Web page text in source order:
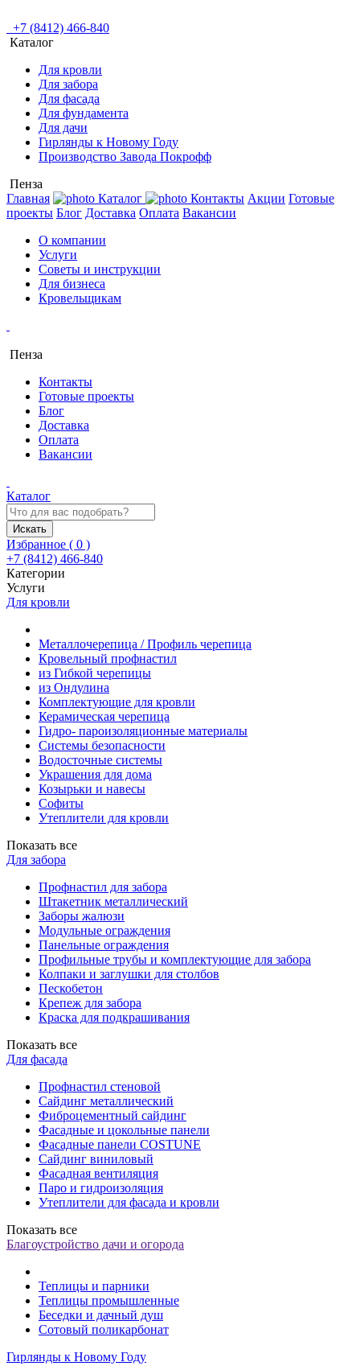
+7 (8412) 466-840
Каталог
Для кровли
Для забора
Для фасада
Для фундамента
Для дачи
Гирлянды к Новому Году
Производство Завода Покрофф
Пенза
Главная
Каталог Контакты Акции Готовые
проекты Блог Доставка Оплата Вакансии
О компании
Услуги
Советы и инструкции
Для бизнеса
Кровельщикам
Пенза
Контакты
Готовые проекты
Блог
Доставка
Оплата
Вакансии
Каталог
Искать
Избранное ( 0 )
+7 (8412) 466-840
Категории
Услуги
Для кровли
Металлочерепица / Профиль черепица
Кровельный профнастил
из Гибкой черепицы
из Ондулина
Комплектующие для кровли
Керамическая черепица
Гидро- пароизоляционные материалы
Системы безопасности
Водосточные системы
Украшения для дома
Козырьки и навесы
Софиты
Утеплители для кровли
Показать все
Для забора
Профнастил для забора
Штакетник металлический
Заборы жалюзи
Модульные ограждения
Панельные ограждения
Профильные трубы и комплектующие для забора
Колпаки и заглушки для столбов
Пескобетон
Крепеж для забора
Краска для подкрашивания
Показать все
Для фасада
Профнастил стеновой
Сайдинг металлический
Фиброцементный сайдинг
Фасадные и цокольные панели
Фасадные панели COSTUNE
Сайдинг виниловый
Фасадная вентиляция
Паро и гидроизоляция
Утеплители для фасада и кровли
Показать все
Благоустройство дачи и огорода
Теплицы и парники
Теплицы промышленные
Беседки и дачный душ
Сотовый поликарбонат
Гирлянды к Новому Году